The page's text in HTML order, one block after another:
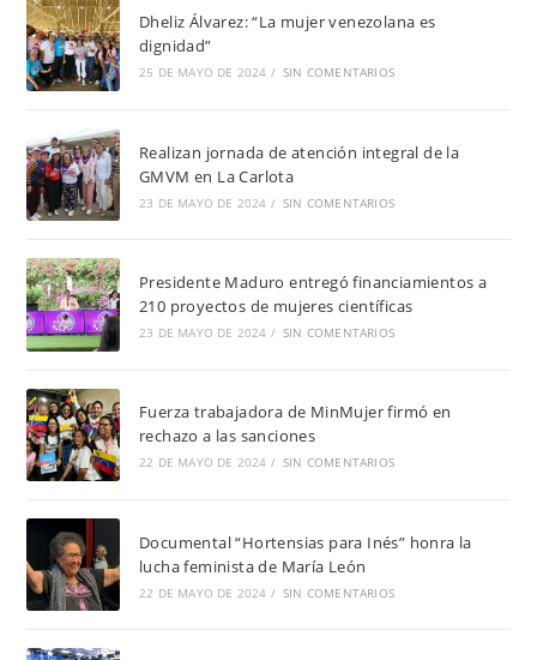
Dheliz Álvarez: “La mujer venezolana es
dignidad”
25 DE MAYO DE 2024 / SIN COMENTARIOS
Realizan jornada de atención integral de la
GMVM en La Carlota
23 DE MAYO DE 2024 / SIN COMENTARIOS
Presidente Maduro entregó financiamientos a
210 proyectos de mujeres científicas
23 DE MAYO DE 2024 / SIN COMENTARIOS
Fuerza trabajadora de MinMujer firmó en
rechazo a las sanciones
22 DE MAYO DE 2024 / SIN COMENTARIOS
Documental “Hortensias para Inés” honra la
lucha feminista de María León
22 DE MAYO DE 2024 / SIN COMENTARIOS